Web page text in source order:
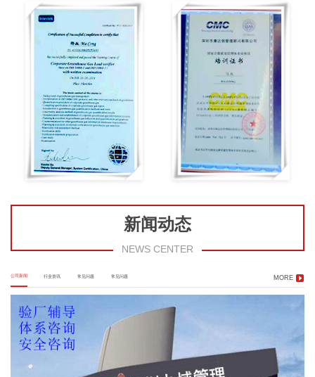
新闻动态
NEWS CENTER
公司新闻 行业资讯 常见问题 常见问题 MORE